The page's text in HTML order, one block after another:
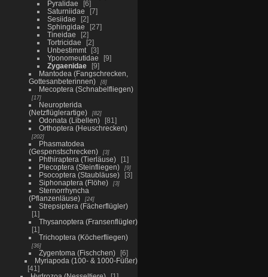
Pyralidae
6
Saturniidae
7
Sesiidae
2
Sphingidae
27
Tineidae
2
Tortricidae
2
Unbestimmt
3
Yponomeutidae
9
Zygaenidae
9
Mantodea (Fangschrecken,
Gottesanbeterinnen)
8
Mecoptera (Schnabelfliegen)
17
Neuropterida
(Netzflüglerartige)
82
Odonata (Libellen)
81
Orthoptera (Heuschrecken)
202
Phasmatodea
(Gespenstschrecken)
3
Phthiraptera (Tierläuse)
1
Plecoptera (Steinfliegen)
9
Psocoptera (Staubläuse)
3
Siphonaptera (Flöhe)
3
Sternorrhyncha
(Pflanzenläuse)
24
Strepsiptera (Fächerflügler)
1
Thysanoptera (Fransenflügler)
1
Trichoptera (Köcherfliegen)
36
Zygentoma (Fischchen)
6
Myriapoda (100- & 1000-Füßer)
41